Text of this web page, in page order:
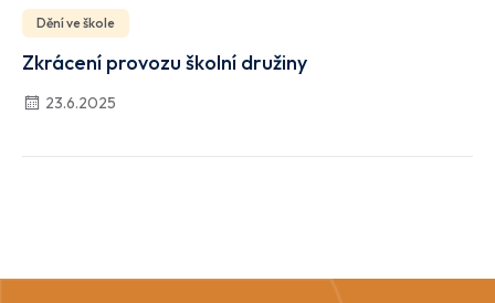
Dění ve škole
Zkrácení provozu školní družiny
23.6.2025